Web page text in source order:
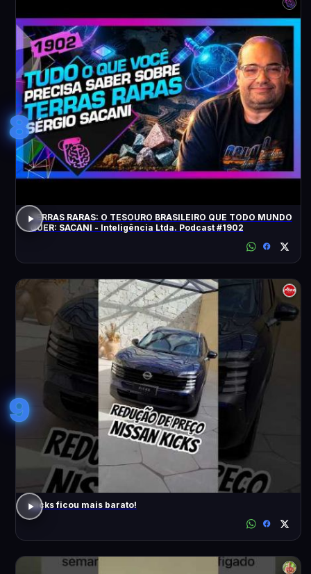
8
TERRAS RARAS: O TESOURO BRASILEIRO QUE TODO MUNDO
QUER: SACANI - Inteligência Ltda. Podcast #1902
9
Kicks ficou mais barato!